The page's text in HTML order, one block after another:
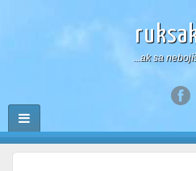
...ak sa